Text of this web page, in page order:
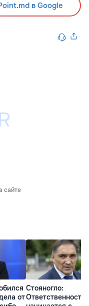
в Google
сайте
от
Стояногло:
Ответственность